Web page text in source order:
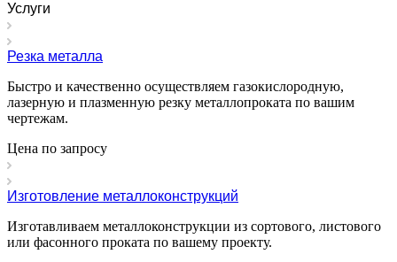
Услуги
Резка металла
Быстро и качественно осуществляем газокислородную,
лазерную и плазменную резку металлопроката по вашим
чертежам.
Цена по запросу
Изготовление металлоконструкций
Изготавливаем металлоконструкции из сортового, листового
или фасонного проката по вашему проекту.